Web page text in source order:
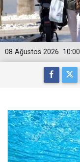
10:00
08 Ağustos 2026